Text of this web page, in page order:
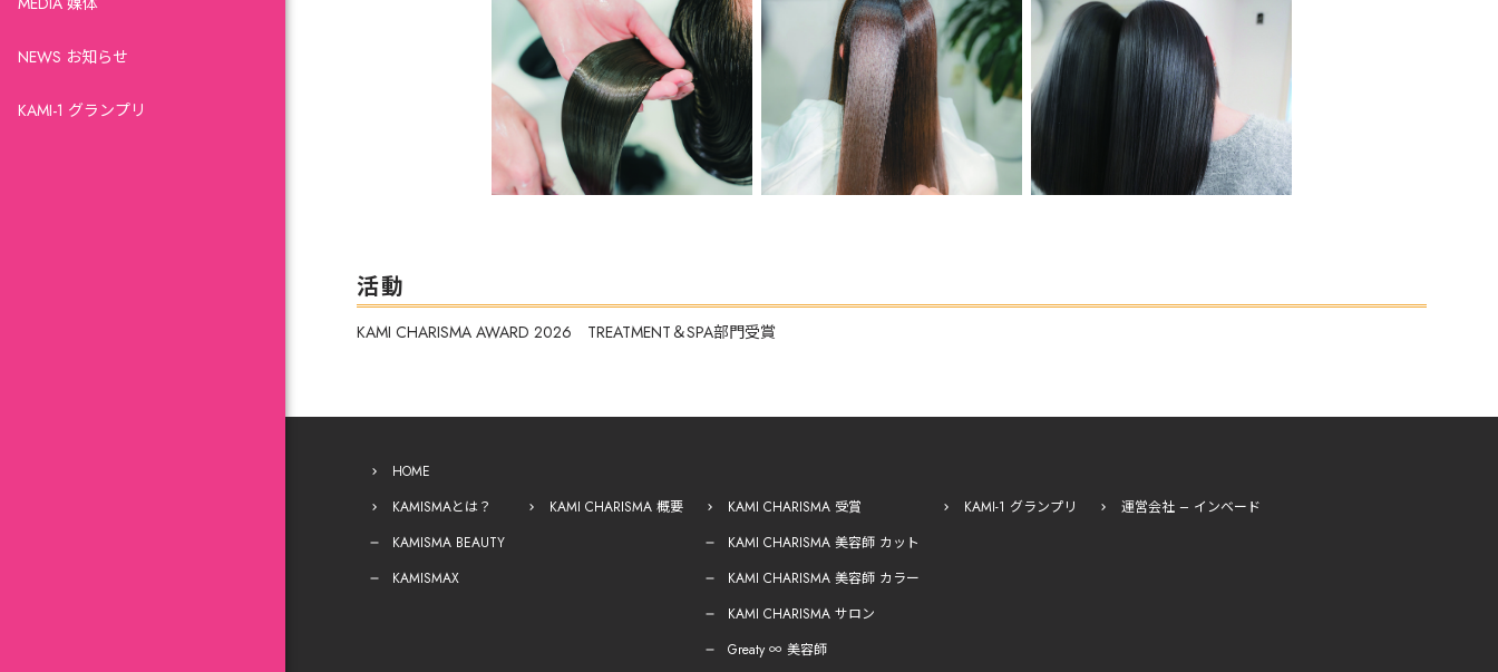
NEWS お知らせ
KAMI-1 グランプリ
活動
KAMI CHARISMA AWARD 2026 TREATMENT＆SPA部門受賞
HOME
KAMISMAとは？
KAMISMA BEAUTY
KAMISMAX
KAMI CHARISMA 概要
KAMI CHARISMA 受賞
KAMI CHARISMA 美容師 カット
KAMI CHARISMA 美容師 カラー
KAMI CHARISMA サロン
Greaty ∞ 美容師
KAMI-1 グランプリ 運営会社 – インベード